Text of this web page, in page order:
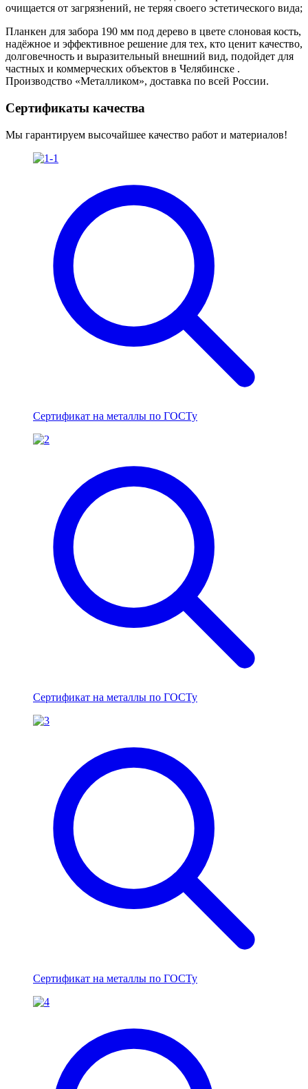
очищается от загрязнений, не теряя своего эстетического вида;
Планкен для забора 190 мм под дерево в цвете слоновая кость,
надёжное и эффективное решение для тех, кто ценит качество,
долговечность и выразительный внешний вид, подойдет для
частных и коммерческих объектов в Челябинске .
Производство «Металликом», доставка по всей России.
Сертификаты качества
Мы гарантируем высочайшее качество работ и материалов!
Сертификат на металлы по ГОСТу
Сертификат на металлы по ГОСТу
Сертификат на металлы по ГОСТу